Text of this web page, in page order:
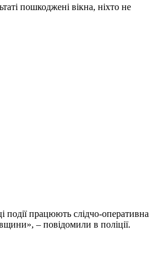
пошкоджені вікна, ніхто не
події працюють слідчо-оперативна
– повідомили в поліції.